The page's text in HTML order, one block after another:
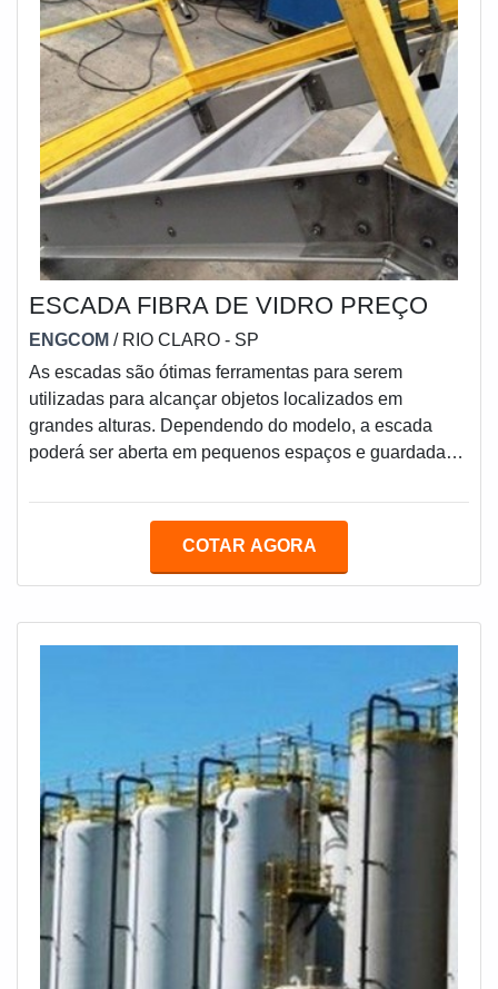
ESCADA FIBRA DE VIDRO PREÇO
ENGCOM / RIO CLARO - SP
As escadas são ótimas ferramentas para serem
utilizadas para alcançar objetos localizados em
grandes alturas. Dependendo do modelo, a escada
poderá ser aberta em pequenos espaços e guardada
dos modelos mais procurados é a escada fibra de vidro
versátil pois pode ser utilizada para variadas
COTAR AGORA